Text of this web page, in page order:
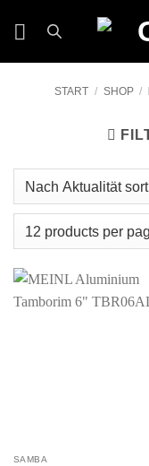
START / SHOP /
SAMBA